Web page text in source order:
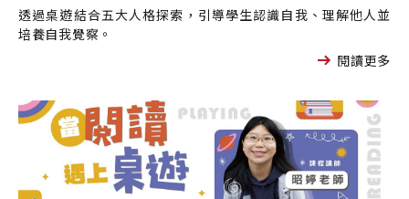
透過桌遊結合五大人格探索，引導學生認識自我、理解他人並
培養自我覺察。
閱讀更多